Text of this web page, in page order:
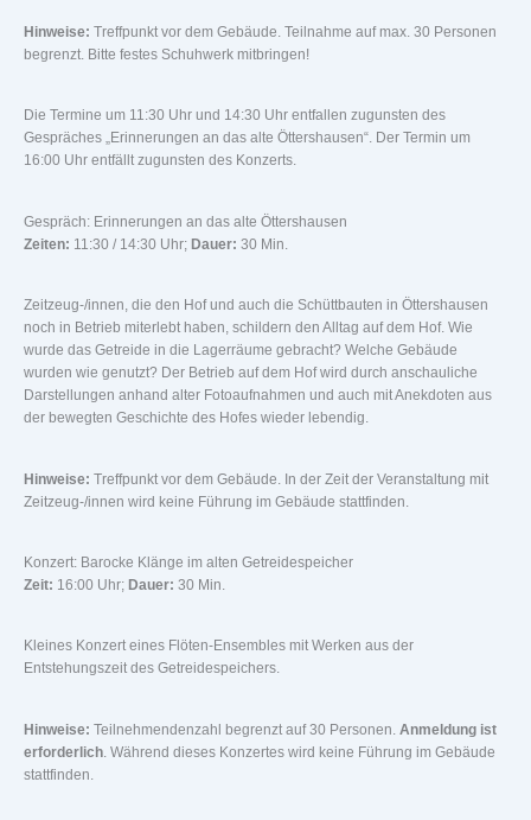
Hinweise: Treffpunkt vor dem Gebäude. Teilnahme auf max. 30 Personen
begrenzt. Bitte festes Schuhwerk mitbringen!
Die Termine um 11:30 Uhr und 14:30 Uhr entfallen zugunsten des
Gespräches „Erinnerungen an das alte Öttershausen“. Der Termin um
16:00 Uhr entfällt zugunsten des Konzerts.
Gespräch: Erinnerungen an das alte Öttershausen
Zeiten: 11:30 / 14:30 Uhr; Dauer: 30 Min.
Zeitzeug-/innen, die den Hof und auch die Schüttbauten in Öttershausen
noch in Betrieb miterlebt haben, schildern den Alltag auf dem Hof. Wie
wurde das Getreide in die Lagerräume gebracht? Welche Gebäude
wurden wie genutzt? Der Betrieb auf dem Hof wird durch anschauliche
Darstellungen anhand alter Fotoaufnahmen und auch mit Anekdoten aus
der bewegten Geschichte des Hofes wieder lebendig.
Hinweise: Treffpunkt vor dem Gebäude. In der Zeit der Veranstaltung mit
Zeitzeug-/innen wird keine Führung im Gebäude stattfinden.
Konzert: Barocke Klänge im alten Getreidespeicher
Zeit: 16:00 Uhr; Dauer: 30 Min.
Kleines Konzert eines Flöten-Ensembles mit Werken aus der
Entstehungszeit des Getreidespeichers.
Hinweise: Teilnehmendenzahl begrenzt auf 30 Personen. Anmeldung ist
erforderlich . Während dieses Konzertes wird keine Führung im Gebäude
stattfinden.